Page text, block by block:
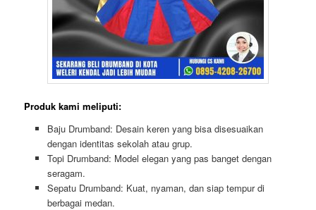
Produk kami meliputi:
Baju Drumband: Desain keren yang bisa disesuaikan
dengan identitas sekolah atau grup.
Topi Drumband: Model elegan yang pas banget dengan
seragam.
Sepatu Drumband: Kuat, nyaman, dan siap tempur di
berbagai medan.